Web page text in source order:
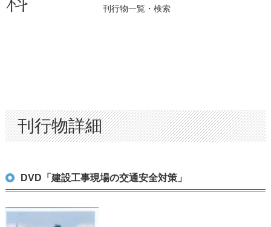
刊行物一覧・検索
刊行物詳細
DVD「建設工事現場の交通安全対策」